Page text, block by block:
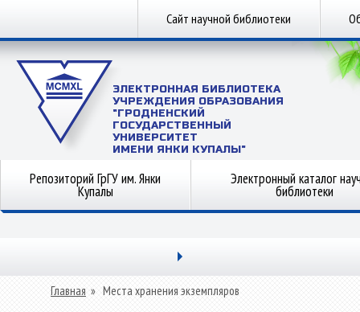
Сайт научной библиотеки
ЭЛЕКТРОННАЯ БИБЛИОТЕКА
УЧРЕЖДЕНИЯ ОБРАЗОВАНИЯ
"ГРОДНЕНСКИЙ
ГОСУДАРСТВЕННЫЙ
УНИВЕРСИТЕТ
ИМЕНИ ЯНКИ КУПАЛЫ"
Репозиторий ГрГУ им. Янки
Купалы
Электронный каталог
библиотеки
Главная » Места хранения экземпляров